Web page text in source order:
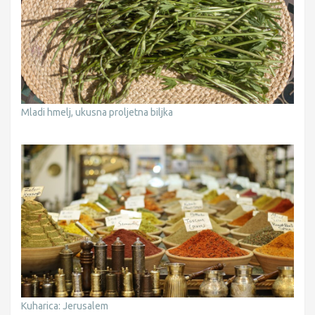
Mladi hmelj, ukusna proljetna biljka
Kuharica: Jerusalem